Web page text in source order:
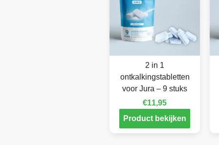
2 in 1
ontkalkingstabletten
voor Jura – 9 stuks
€11,95
Product bekijken